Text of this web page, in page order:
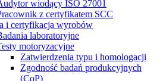
wiodący ISO 27001
z certyfikatem SCC
i certyfikacja wyrobów
laboratoryjne
motoryzacyjne
Zatwierdzenia typu i homologacji
Zgodność badań produkcyjnych
(CoP)